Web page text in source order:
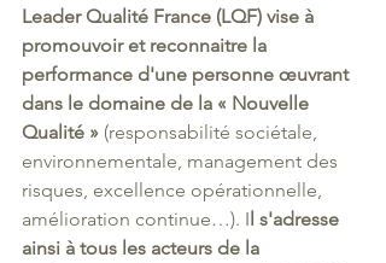
Leader Qualité France (LQF) vise à
promouvoir et reconnaitre la
performance d'une personne œuvrant
dans le domaine de la « Nouvelle
Qualité » (responsabilité sociétale,
environnementale, management des
risques, excellence opérationnelle,
amélioration continue…). Il s'adresse
ainsi à tous les acteurs de la